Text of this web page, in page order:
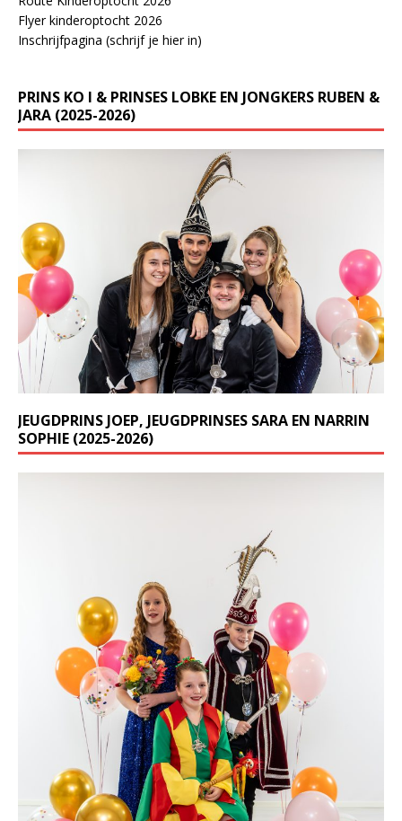
Flyer kinderoptocht 2026
Inschrijfpagina (schrijf je hier in)
PRINS KO I & PRINSES LOBKE EN JONGKERS RUBEN &
JARA (2025-2026)
JEUGDPRINS JOEP, JEUGDPRINSES SARA EN NARRIN
SOPHIE (2025-2026)